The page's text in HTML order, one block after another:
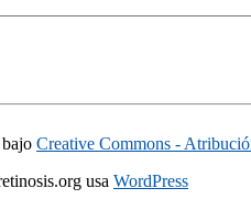
Creative Commons -
usa WordPress